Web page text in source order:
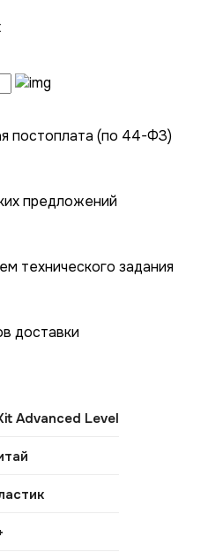
постоплата (по 44-ФЗ)
предложений
технического задания
доставки
Advanced Level